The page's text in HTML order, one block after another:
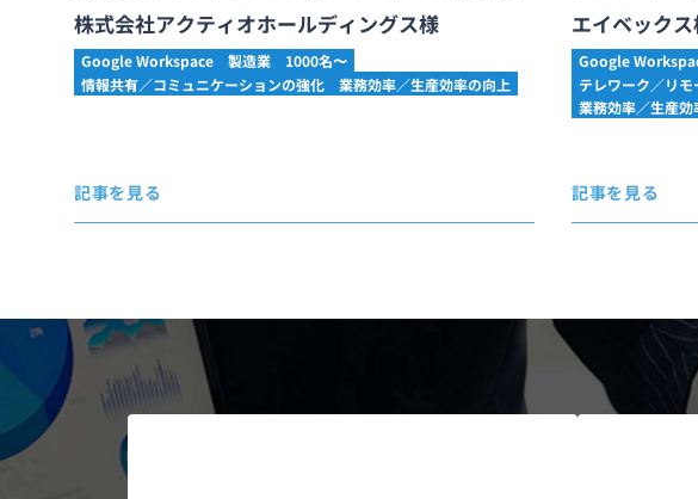
株式会社アクティオホールディングス様
Google Workspace 製造業
1000名〜
情報共有／コミュニケーションの強化
業務効率／生産効率の向上
記事を見る
エイベック
Google
テレワーク／リ
業務効率／生産効
記事を見る